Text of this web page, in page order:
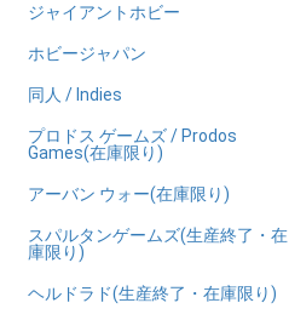
ジャイアントホビー
ホビージャパン
同人 / Indies
プロドス ゲームズ / Prodos
Games(在庫限り)
アーバン ウォー(在庫限り)
スパルタンゲームズ(生産終了・在
庫限り)
ヘルドラド(生産終了・在庫限り)